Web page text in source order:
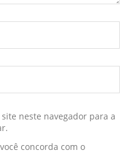
neste navegador para a
concorda com o